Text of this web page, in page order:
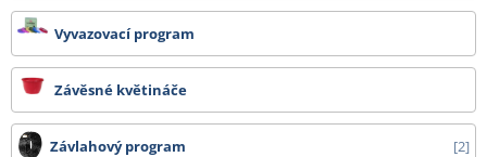
Vyvazovací program
Závěsné květináče
Závlahový program 2